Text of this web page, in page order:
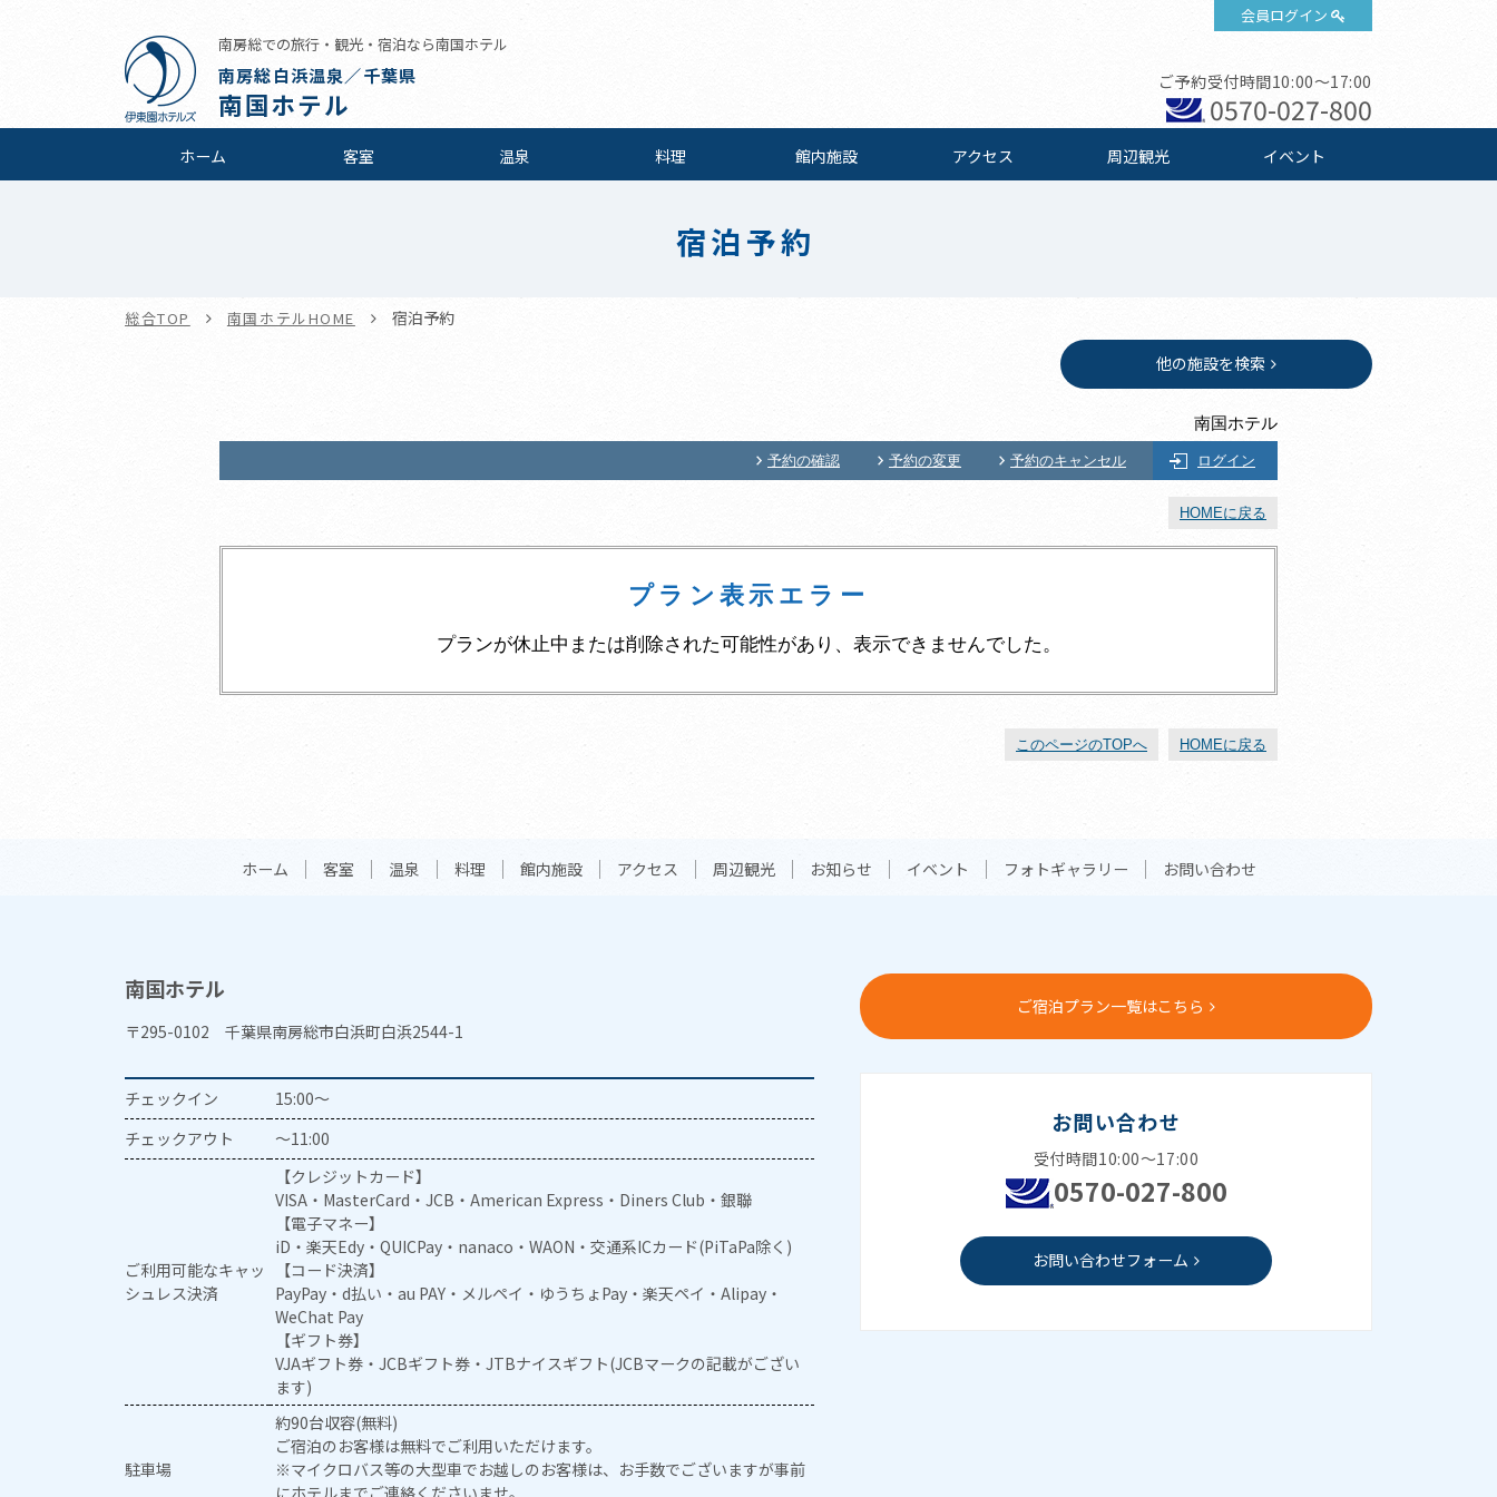
会員ログイン
南房総での旅行・観光・宿泊なら南国ホテル
南房総白浜温泉／千葉県
南国ホテル
ご予約受付時間10:00～17:00
0570-027-800
ホーム 客室 温泉 料理 館内施設 アクセス 周辺観光 イベント
宿泊予約
総合TOP 南国ホテルHOME 宿泊予約
他の施設を検索
南国ホテル
予約の確認 予約の変更 予約のキャンセル ログイン
HOMEに戻る
プラン表示エラー
プランが休止中または削除された可能性があり、表示できませんでした。
このページのTOPへ HOMEに戻る
ホーム 客室 温泉 料理 館内施設 アクセス 周辺観光 お知らせ イベント フォトギャラリー お問い合わせ
南国ホテル
〒295-0102 千葉県南房総市白浜町白浜2544-1
チェックイン
15:00～
チェックアウト
～11:00
ご利用可能なキャッ
シュレス決済
【クレジットカード】
VISA・MasterCard・JCB・American Express・Diners Club・銀聯
【電子マネー】
iD・楽天Edy・QUICPay・nanaco・WAON・交通系ICカード(PiTaPa除く)
【コード決済】
PayPay・d払い・au PAY・メルペイ・ゆうちょPay・楽天ペイ・Alipay・
WeChat Pay
【ギフト券】
VJAギフト券・JCBギフト券・JTBナイスギフト(JCBマークの記載がござい
ます)
駐車場
約90台収容(無料)
ご宿泊のお客様は無料でご利用いただけます。
※マイクロバス等の大型車でお越しのお客様は、お手数でございますが事前
ご宿泊プラン一覧はこちら
お問い合わせ
受付時間10:00～17:00
0570-027-800
お問い合わせフォーム